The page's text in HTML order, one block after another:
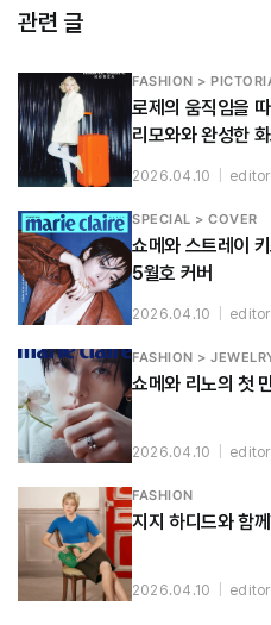
관련 글
FASHION >
로제의 움직임을
리모와와 완성한
2026.04.10 editor
SPECIAL > COVER
쇼메와 스트레이
5월호 커버
2026.04.10 editor
FASHION >
쇼메와 리노의 첫
2026.04.10 editor
FASHION
지지 하디드와 함
2026.04.10 editor